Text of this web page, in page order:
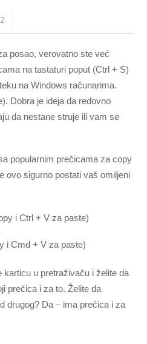
posao, verovatno ste već
na tastaturi poput (Ctrl + S)
na Windows računarima.
Dobra je ideja da redovno
da nestane struje ili vam se
popularnim prečicama za copy
ovo sigurno postati vaš omiljeni
i Ctrl + V za paste)
i Cmd + V za paste)
u pretraživaču i želite da
prečica i za to. Želite da
drugog? Da – ima prečica i za